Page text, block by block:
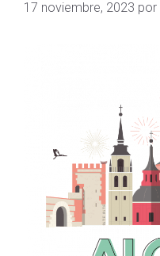
17 noviembre, 2023 por